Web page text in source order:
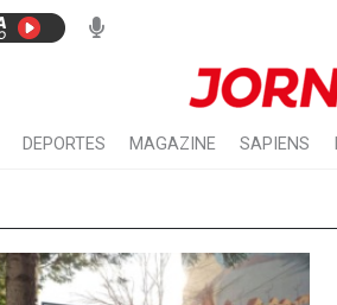
DEPORTES MAGAZINE SAPIENS